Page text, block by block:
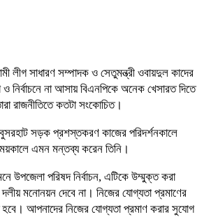
লীগ সাধারণ সম্পাদক ও সেতুমন্ত্রী ওবায়দুল কাদের
নির্বাচনে না আসায় বিএনপিকে অনেক খেসারত দিতে
রাজনীতিতে কতটা সংকোচিত।
সড়ক প্রশস্তকরণ কাজের পরিদর্শনকালে
এমন মন্তব্য করেন তিনি।
উপজেলা পরিষদ নির্বাচন, এটিকে উম্মুক্ত করা
মনোনয়ন দেবে না। নিজের যোগ্যতা প্রমাণের
আপনাদের নিজের যোগ্যতা প্রমাণ করার সুযোগ